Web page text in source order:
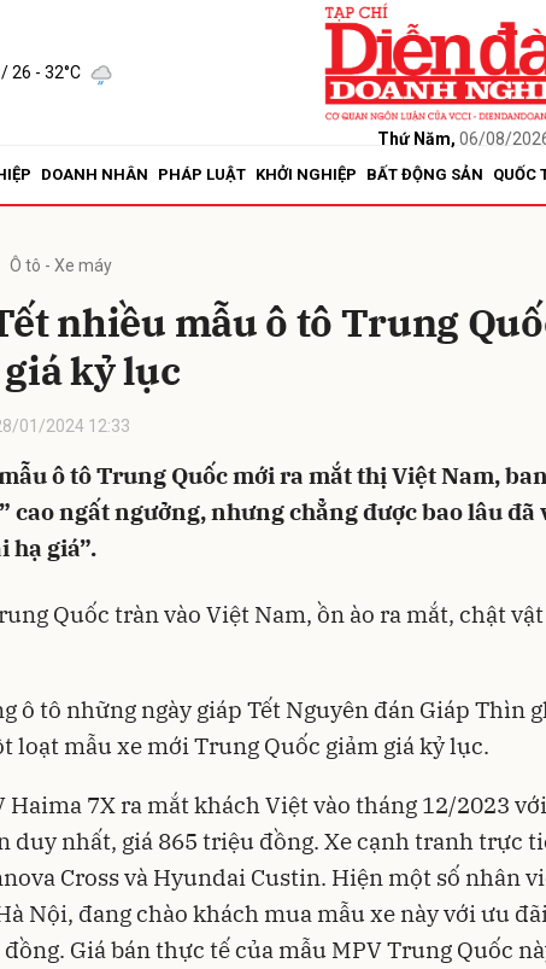
/ 26 - 32°C
Thứ Năm, 06/08/
DOANH NHÂN PHÁP LUẬT KHỞI NGHIỆP BẤT ĐỘNG SẢN QUỐC
Ô tô - Xe máy
nhiều mẫu ô tô Trung
kỷ lục
01/2024 12:33
ô tô Trung Quốc mới ra mắt thị Việt Nam,
cao ngất ngưởng, nhưng chẳng được bao lâu đã
hạ giá”.
Quốc tràn vào Việt Nam, ồn ào ra mắt, chật
ô tô những ngày giáp Tết Nguyên đán Giáp Thìn
loạt mẫu xe mới Trung Quốc giảm giá kỷ lục.
Haima 7X ra mắt khách Việt vào tháng 12/2023
duy nhất, giá 865 triệu đồng. Xe cạnh tranh trực
Cross và Hyundai Custin. Hiện một số nhân
Nội, đang chào khách mua mẫu xe này với ưu
Giá bán thực tế của mẫu MPV Trung Quốc